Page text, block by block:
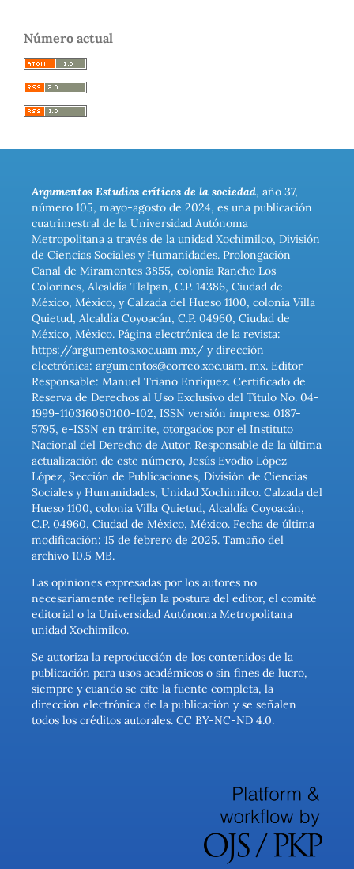
Número actual
Argumentos Estudios críticos de la sociedad, año 37,
número 105, mayo-agosto de 2024, es una publicación
cuatrimestral de la Universidad Autónoma
Metropolitana a través de la unidad Xochimilco, División
de Ciencias Sociales y Humanidades. Prolongación
Canal de Miramontes 3855, colonia Rancho Los
Colorines, Alcaldía Tlalpan, C.P. 14386, Ciudad de
México, México, y Calzada del Hueso 1100, colonia Villa
Quietud, Alcaldía Coyoacán, C.P. 04960, Ciudad de
México, México. Página electrónica de la revista:
https://argumentos.xoc.uam.mx/ y dirección
electrónica: argumentos@correo.xoc.uam. mx. Editor
Responsable: Manuel Triano Enríquez. Certificado de
Reserva de Derechos al Uso Exclusivo del Título No. 04-
1999-110316080100-102, ISSN versión impresa 0187-
5795, e-ISSN en trámite, otorgados por el Instituto
Nacional del Derecho de Autor. Responsable de la última
actualización de este número, Jesús Evodio López
López, Sección de Publicaciones, División de Ciencias
Sociales y Humanidades, Unidad Xochimilco. Calzada del
Hueso 1100, colonia Villa Quietud, Alcaldía Coyoacán,
C.P. 04960, Ciudad de México, México. Fecha de última
modificación: 15 de febrero de 2025. Tamaño del
archivo 10.5 MB.
Las opiniones expresadas por los autores no
necesariamente reflejan la postura del editor, el comité
editorial o la Universidad Autónoma Metropolitana
unidad Xochimilco.
Se autoriza la reproducción de los contenidos de la
publicación para usos académicos o sin fines de lucro,
siempre y cuando se cite la fuente completa, la
dirección electrónica de la publicación y se señalen
todos los créditos autorales. CC BY-NC-ND 4.0.